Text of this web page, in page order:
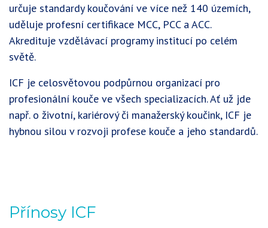
určuje standardy koučování ve více než 140 územích,
uděluje profesní certifikace MCC, PCC a ACC.
Akredituje vzdělávací programy institucí po celém
světě.
ICF je celosvětovou podpůrnou organizací pro
profesionální kouče ve všech specializacích. Ať už jde
např. o životní, kariérový či manažerský koučink, ICF je
hybnou silou v rozvoji profese kouče a jeho standardů.
Přínosy ICF